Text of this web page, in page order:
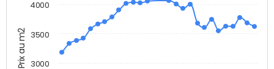
Prix au m2 3000
3500
4000